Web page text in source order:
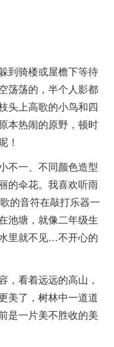
骑楼或屋檐下等待
荡荡的，半个人影都
头上高歌的小鸟和四
本热闹的原野，顿时
！
一、不同颜色造型
的伞花。我喜欢听雨
的音符在敲打乐器一
池塘，就像二年级生
里就不见…不开心的
看着远远的高山，
美了，树林中一道道
是一片美不胜收的美